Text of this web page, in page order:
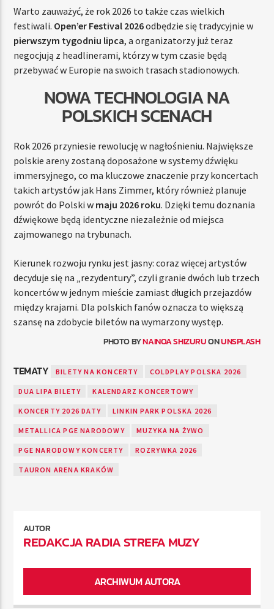
Warto zauważyć, że rok 2026 to także czas wielkich
festiwali. Open’er Festival 2026odbędzie się tradycyjnie w
pierwszym tygodniu lipca, a organizatorzy już teraz
negocjują z headlinerami, którzy w tym czasie będą
przebywać w Europie na swoich trasach stadionowych.
NOWA TECHNOLOGIA NA
POLSKICH SCENACH
Rok 2026 przyniesie rewolucję w nagłośnieniu. Największe
polskie areny zostaną doposażone w systemy dźwięku
immersyjnego, co ma kluczowe znaczenie przy koncertach
takich artystów jak Hans Zimmer, który również planuje
powrót do Polski w maju 2026 roku. Dzięki temu doznania
dźwiękowe będą identyczne niezależnie od miejsca
zajmowanego na trybunach.
Kierunek rozwoju rynku jest jasny: coraz więcej artystów
decyduje się na „rezydentury”, czyli granie dwóch lub trzech
koncertów w jednym mieście zamiast długich przejazdów
między krajami. Dla polskich fanów oznacza to większą
szansę na zdobycie biletów na wymarzony występ.
PHOTO BYNAINOA SHIZURUONUNSPLASH
TEMATY BILETY NA KONCERTY COLDPLAY POLSKA 2026
DUA LIPA BILETY KALENDARZ KONCERTOWY
KONCERTY 2026 DATY LINKIN PARK POLSKA 2026
METALLICA PGE NARODOWY MUZYKA NA ŻYWO
PGE NARODOWY KONCERTY ROZRYWKA 2026
TAURON ARENA KRAKÓW
AUTOR
REDAKCJA RADIA STREFA MUZY
ARCHIWUM AUTORA